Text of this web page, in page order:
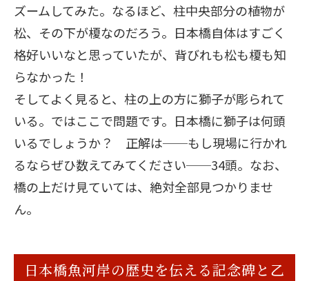
ズームしてみた。なるほど、柱中央部分の植物が
松、その下が榎なのだろう。日本橋自体はすごく
格好いいなと思っていたが、背びれも松も榎も知
らなかった！
そしてよく見ると、柱の上の方に獅子が彫られて
いる。ではここで問題です。日本橋に獅子は何頭
いるでしょうか？ 正解は──もし現場に行かれ
るならぜひ数えてみてください──34頭。なお、
橋の上だけ見ていては、絶対全部見つかりませ
ん。
日本橋魚河岸の歴史を伝える記念碑と乙